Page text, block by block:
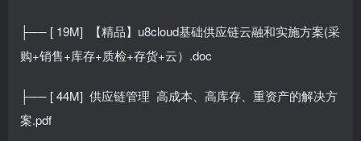
├── [ 19M]
【精品】u8cloud基础供应链云融和实施方案(采
购+销售+库存+质检+存货+云）.doc
├── [ 44M] 供应链管理 高成本、高库存、重资产的解决方
案.pdf